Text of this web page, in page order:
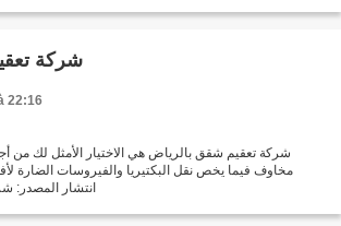
شركة
22:16
شركة تعقيم شقق بالرياض هي الاختيار الأمثل لك من
مخاوف فيما يخص نقل البكتيريا والفيروسات الضارة
انتشار المصدر: